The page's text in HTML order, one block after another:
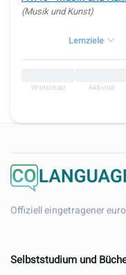
A1.45 - Musik und Kunst